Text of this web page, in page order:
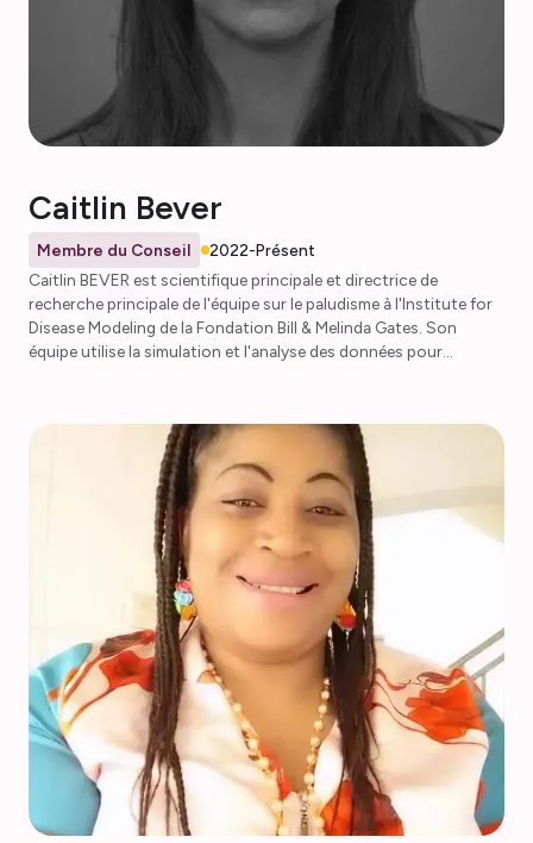
Python, Power BI) optimise les interventions antipaludiques. Au-
delà de l'AMMNet, elle donne des conseils en matière de santé
publique axée sur l'IA, contribue au groupe de travail sur la
science des données du Réseau mondial de santé et siège au
comité de formation et d'éducation du réseau des maladies
infectieuses sensibles au climat (CSID), faisant ainsi progresser
Caitlin Bever
Membre du Conseil
2022-Présent
Caitlin BEVER est scientifique principale et directrice de
recherche principale de l'équipe sur le paludisme à l'Institute for
Disease Modeling de la Fondation Bill & Melinda Gates. Son
équipe utilise la simulation et l'analyse des données pour
sein d'AMMNet, Caitlin dirige le comité de connexion et est
membre du comité de gouvernance.